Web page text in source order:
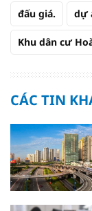
đấu giá. dự
Khu dân cư
CÁC TIN